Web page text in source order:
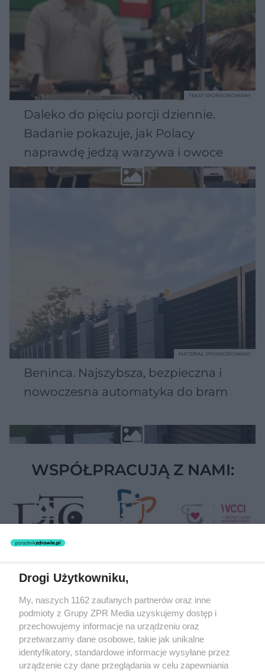
Daleko do pięciu porcji dziennie.
Badanie pokazuje, jak Polacy
naprawdę jedzą warzywa i owoce
TEKST SPONSOROWANY
Beninca. Najszybsza, bezpieczna i
nowoczesna automatyka do bram
MATERIAŁ SPONSOROWANY
WSPÓŁPRACUJĄ Z NAMI:
Żaden utwór zamieszczony w serwisie nie może być powielany i
rozpowszechniany lub dalej rozpowszechniany w jakikolwiek sposób
(w tym także elektroniczny lub mechaniczny) na jakimkolwiek polu
eksploatacji w jakiejkolwiek formie, włącznie z umieszczaniem w
Internecie bez pisemnej zgody właściciela praw. Jakiekolwiek użycie
lub wykorzystanie utworów w całości lub w części z naruszeniem
prawa, tzn. bez właściwej zgody, jest zabronione pod groźbą kary i
może być ścigane prawnie.
Drogi Użytkowniku,
My, naszych 1162 zaufanych partnerów oraz inne
podmioty z Grupy ZPR Media uzyskujemy dostęp i
przechowujemy informacje na urządzeniu oraz
przetwarzamy dane osobowe, takie jak unikalne
identyfikatory, standardowe informacje wysyłane przez
urządzenie czy dane przeglądania w celu zapewniania